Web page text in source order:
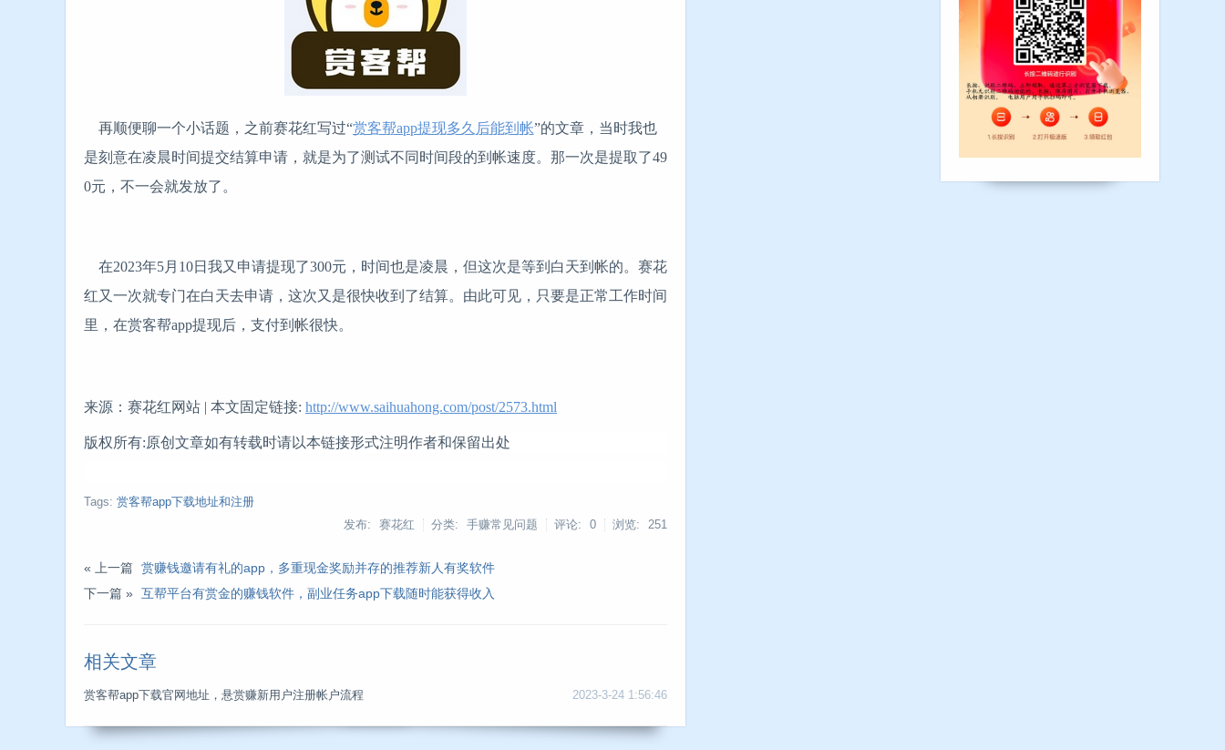
再顺便聊一个小话题，之前赛花红写过“赏客帮app提现多久后能到帐”的文章，当时我也
是刻意在凌晨时间提交结算申请，就是为了测试不同时间段的到帐速度。那一次是提取了49
0元，不一会就发放了。
在2023年5月10日我又申请提现了300元，时间也是凌晨，但这次是等到白天到帐的。赛花
红又一次就专门在白天去申请，这次又是很快收到了结算。由此可见，只要是正常工作时间
里，在赏客帮app提现后，支付到帐很快。
来源：赛花红网站 | 本文固定链接: http://www.saihuahong.com/post/2573.html
版权所有:原创文章如有转载时请以本链接形式注明作者和保留出处
Tags: 赏客帮app下载地址和注册
发布: 赛花红
分类: 手赚常见问题 评论: 0 浏览: 251
« 上一篇
赏赚钱邀请有礼的app，多重现金奖励并存的推荐新人有奖软件
下一篇 » 互帮平台有赏金的赚钱软件，副业任务app下载随时能获得收入
相关文章
2023-3-24 1:56:46
赏客帮app下载官网地址，悬赏赚新用户注册帐户流程